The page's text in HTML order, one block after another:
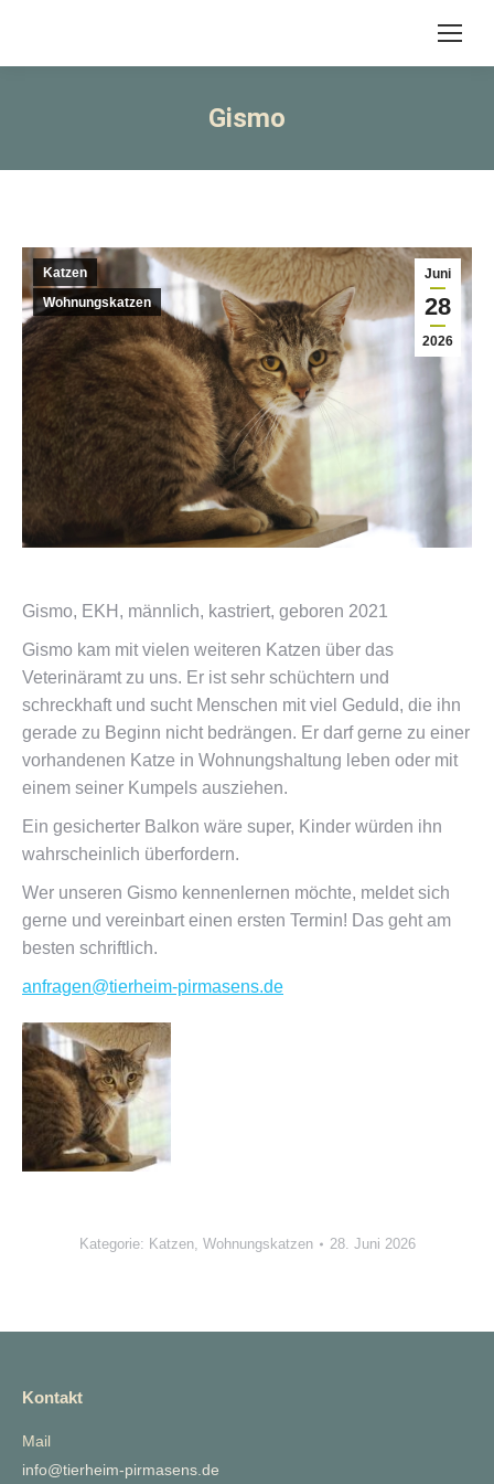
Gismo
Juni
28
2026
Katzen
Wohnungskatzen
Gismo, EKH, männlich, kastriert, geboren 2021
Gismo kam mit vielen weiteren Katzen über das
Veterinäramt zu uns. Er ist sehr schüchtern und
schreckhaft und sucht Menschen mit viel Geduld, die ihn
gerade zu Beginn nicht bedrängen. Er darf gerne zu einer
vorhandenen Katze in Wohnungshaltung leben oder mit
einem seiner Kumpels ausziehen.
Ein gesicherter Balkon wäre super, Kinder würden ihn
wahrscheinlich überfordern.
Wer unseren Gismo kennenlernen möchte, meldet sich
gerne und vereinbart einen ersten Termin! Das geht am
besten schriftlich.
anfragen@tierheim-pirmasens.de
Kategorie: Katzen, Wohnungskatzen 28. Juni 2026
Kontakt
Mail
info@tierheim-pirmasens.de